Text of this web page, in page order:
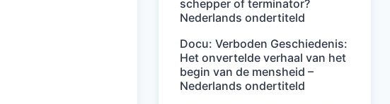
schepper of terminator?
Nederlands ondertiteld
Docu: Verboden Geschiedenis:
Het onvertelde verhaal van het
begin van de mensheid –
Nederlands ondertiteld